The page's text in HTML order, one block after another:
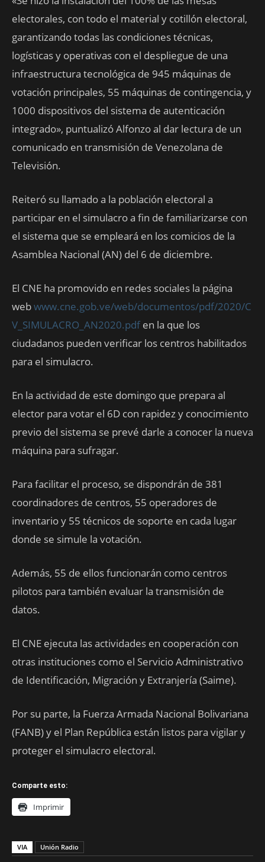
electorales, con todo el material y cotillón electoral,
garantizando todas las condiciones técnicas,
logísticas y operativas con el despliegue de una
infraestructura tecnológica de 945 máquinas de
votación principales, 55 máquinas de contingencia, y
1000 dispositivos del sistema de autenticación
integrado», puntualizó Alfonzo al dar lectura de un
comunicado en transmisión de Venezolana de
Televisión.
Reiteró su llamado a la población electoral a
participar en el simulacro a fin de familiarizarse con
el sistema que se empleará en los comicios de la
Asamblea Nacional (AN) del 6 de diciembre.
El CNE ha promovido en redes sociales la página
webwww.cne.gob.ve/web/documentos/pdf/2020/C
V_SIMULACRO_AN2020.pdfen la que los
ciudadanos pueden verificar los centros habilitados
para el simulacro.
En la actividad de este domingo que prepara al
elector para votar el 6D con rapidez y conocimiento
previo del sistema se prevé darle a conocer la nueva
máquina para sufragar.
Para facilitar el proceso, se dispondrán de 381
coordinadores de centros, 55 operadores de
inventario y 55 técnicos de soporte en cada lugar
donde se simule la votación.
Además, 55 de ellos funcionarán como centros
pilotos para también evaluar la transmisión de
datos.
El CNE ejecuta las actividades en cooperación con
otras instituciones como el Servicio Administrativo
de Identificación, Migración y Extranjería (Saime).
Por su parte, la Fuerza Armada Nacional Bolivariana
(FANB) y el Plan República están listos para vigilar y
proteger el simulacro electoral.
Comparte esto:
Imprimir
VIA Unión Radio